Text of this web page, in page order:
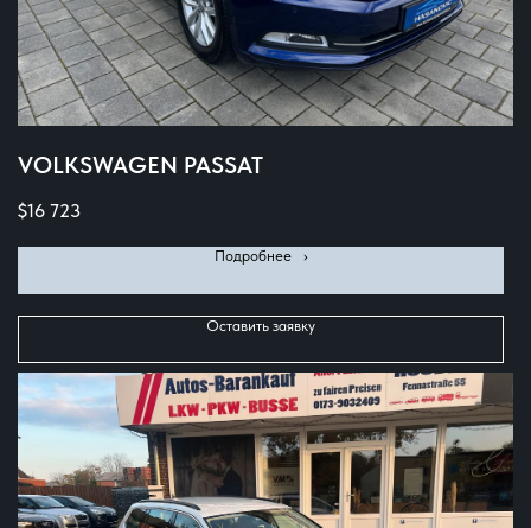
VOLKSWAGEN PASSAT
$16 723
Подробнее⠀›
Оставить заявку